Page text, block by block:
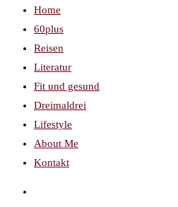
Home
60plus
Reisen
Literatur
Fit und gesund
Dreimaldrei
Lifestyle
About Me
Kontakt